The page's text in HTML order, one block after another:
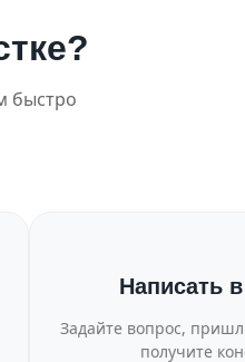
быстро
Написать
Задайте вопрос,
получите